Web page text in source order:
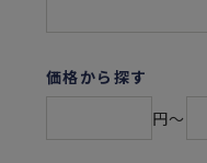
価格から探す
円〜